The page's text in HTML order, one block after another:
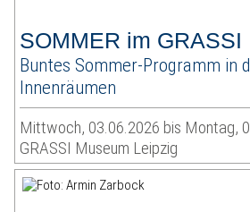
SOMMER im GRASSI
Buntes Sommer-Programm in
Innenräumen
Mittwoch, 03.06.2026 bis Montag,
GRASSI Museum Leipzig